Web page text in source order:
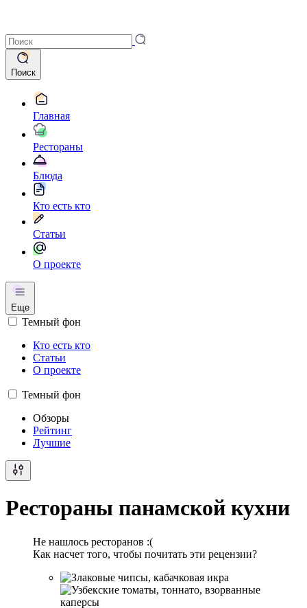
Поиск
Главная
Рестораны
Блюда
Кто есть кто
Статьи
О проекте
Еще
Темный фон
Кто есть кто
Статьи
О проекте
Темный фон
Обзоры
Рейтинг
Лучшие
Рестораны панамской кухни
Не нашлось ресторанов :(
Как насчет того, чтобы почитать эти рецензии?